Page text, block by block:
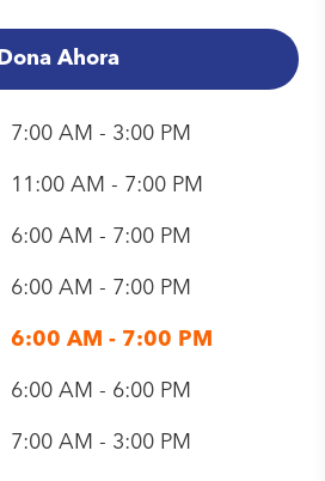
Dona Ahora
7:00 AM - 3:00 PM
11:00 AM - 7:00 PM
6:00 AM - 7:00 PM
6:00 AM - 7:00 PM
6:00 AM - 7:00 PM
6:00 AM - 6:00 PM
7:00 AM - 3:00 PM